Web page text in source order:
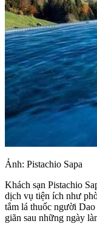
Ảnh: Pistachio Sapa
Khách sạn Pistachio
dịch vụ tiện ích như
tắm lá thuốc người
giãn sau những ngày